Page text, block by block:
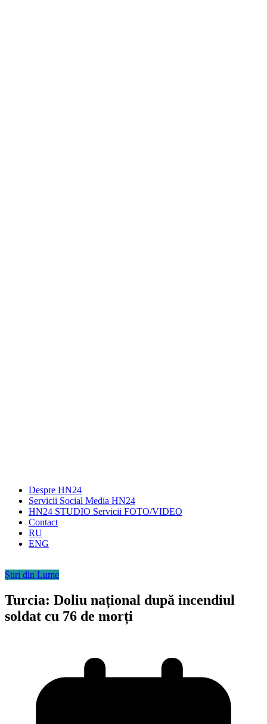
Despre HN24
Servicii Social Media HN24
HN24 STUDIO Servicii FOTO/VIDEO
Contact
RU
ENG
Știri din Lume
Turcia: Doliu național după incendiul
soldat cu 76 de morți